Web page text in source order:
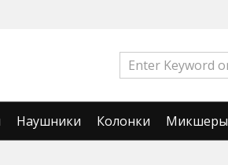
Наушники Колонки Микшеры